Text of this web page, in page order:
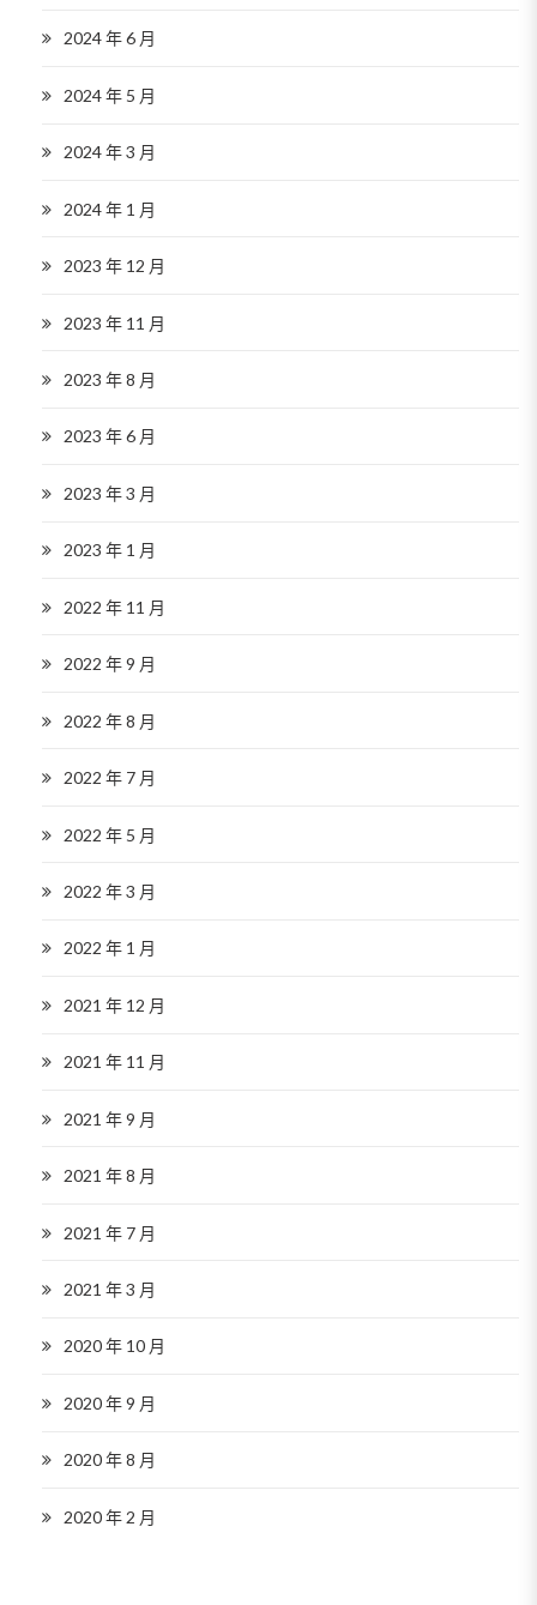
2024 年 6 月
2024 年 5 月
2024 年 3 月
2024 年 1 月
2023 年 12 月
2023 年 11 月
2023 年 8 月
2023 年 6 月
2023 年 3 月
2023 年 1 月
2022 年 11 月
2022 年 9 月
2022 年 8 月
2022 年 7 月
2022 年 5 月
2022 年 3 月
2022 年 1 月
2021 年 12 月
2021 年 11 月
2021 年 9 月
2021 年 8 月
2021 年 7 月
2021 年 3 月
2020 年 10 月
2020 年 9 月
2020 年 8 月
2020 年 2 月